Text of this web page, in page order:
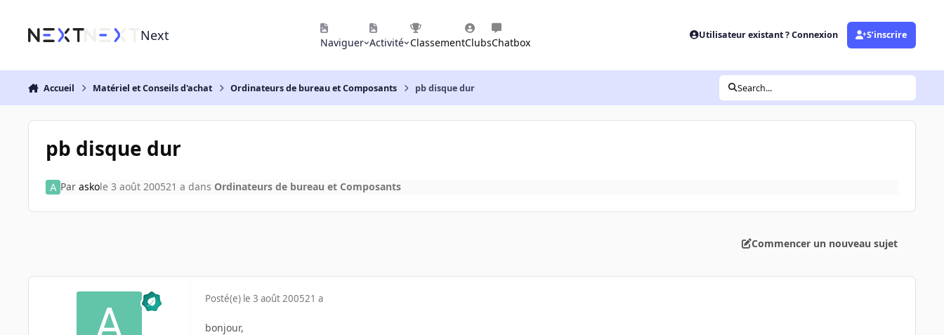
Next Naviguer Activité ClassementClubsChatbox
Utilisateur existant ? Connexion S’inscrire
Accueil Matériel et Conseils d'achat Ordinateurs de bureau et Composants pb disque dur Search...
pb disque dur
Par askole 3 août 200521 a dans Ordinateurs de bureau et Composants
Commencer un nouveau sujet
Posté(e) le 3 août 200521 a
bonjour,